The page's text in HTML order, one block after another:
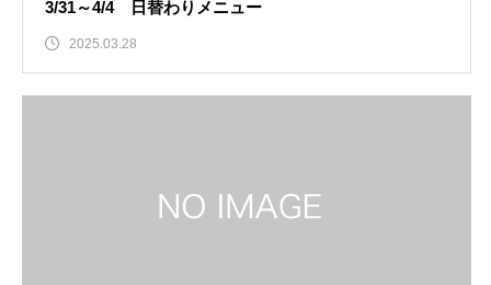
3/31～4/4 日替わりメニュー
2025.03.28